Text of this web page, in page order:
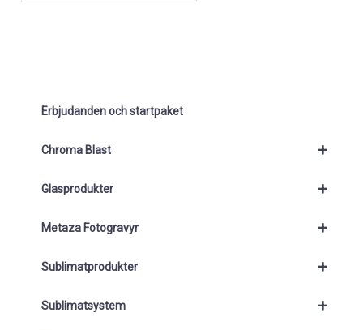
Erbjudanden och startpaket
+
Chroma Blast
+
Glasprodukter
+
Metaza Fotogravyr
+
Sublimatprodukter
+
Sublimatsystem